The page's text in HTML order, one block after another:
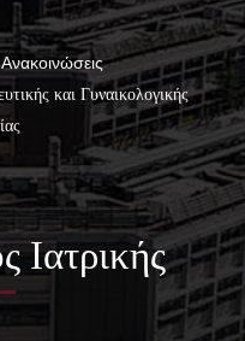
Ανακοινώσεις
και Γυναικολογικής
Ιατρικής